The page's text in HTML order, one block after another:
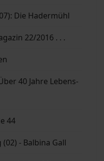
Die Hadermühl
22/2016 . . .
40 Jahre Lebens-
44
- Balbina Gall